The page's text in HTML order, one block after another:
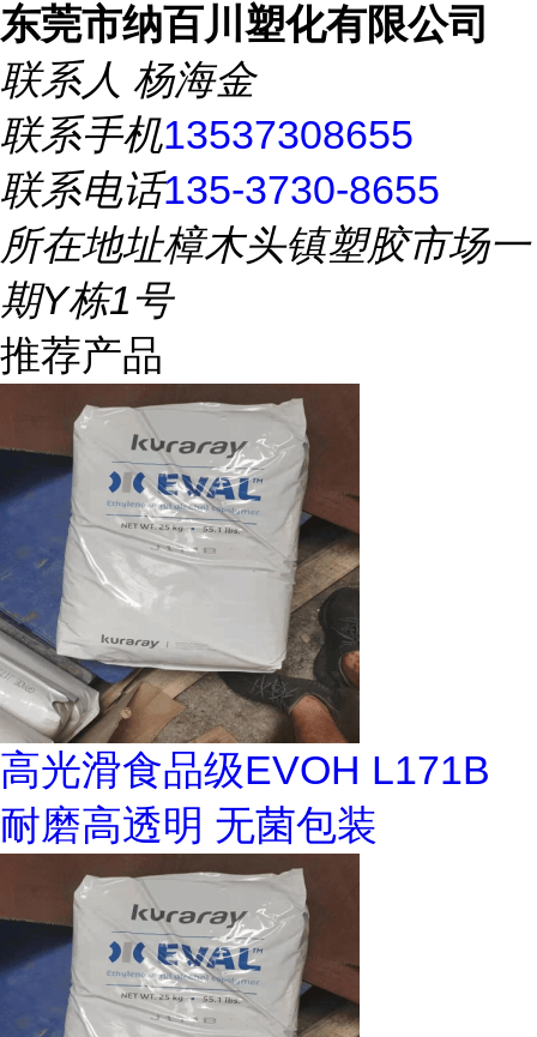
东莞市纳百川塑化有限公司
联系人 杨海金
联系手机13537308655
联系电话135-3730-8655
所在地址樟木头镇塑胶市场一
期Y栋1号
推荐产品
高光滑食品级EVOH L171B
耐磨高透明 无菌包装